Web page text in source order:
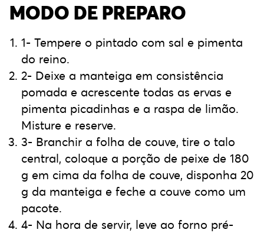
MODO DE PREPARO
1- Tempere o pintado com sal e pimenta
do reino.
2- Deixe a manteiga em consistência
pomada e acrescente todas as ervas e
pimenta picadinhas e a raspa de limão.
Misture e reserve.
3- ⁠Branchir a folha de couve, tire o talo
central, coloque a porção de peixe de 180
g em cima da folha de couve, disponha 20
g da manteiga e feche a couve como um
pacote.
4- Na hora de servir, leve ao forno pré-